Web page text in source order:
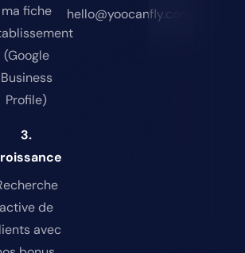
ma fiche
(Google
Business
Profile)
3.
active de
avec
hello@yoocanfly.com